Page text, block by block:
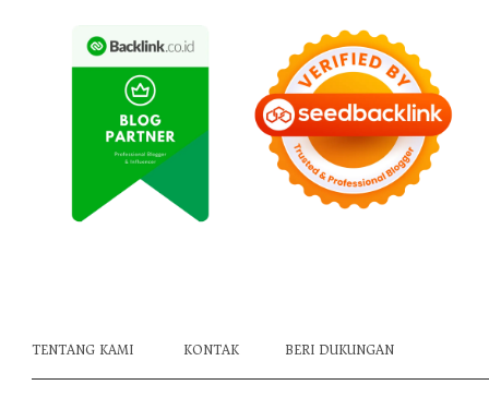
TENTANG KAMI KONTAK BERI DUKUNGAN